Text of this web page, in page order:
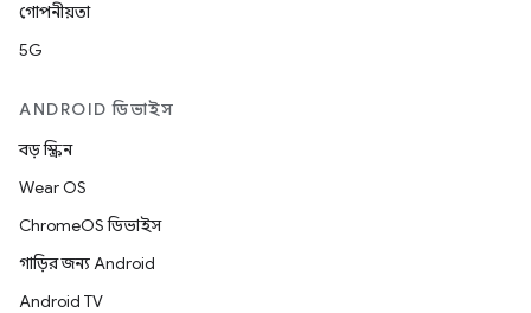
গোপনীয়তা
5G
ANDROID ডিভাইস
বড় স্ক্রিন
Wear OS
ChromeOS ডিভাইস
গাড়ির জন্য Android
Android TV